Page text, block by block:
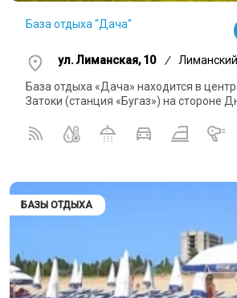
База отдыха "Дача"
ул. Лиманская, 10 / Лиманский
База отдыха «Дача» находится в
Затоки (станция «Бугаз») на стороне
БАЗЫ ОТДЫХА